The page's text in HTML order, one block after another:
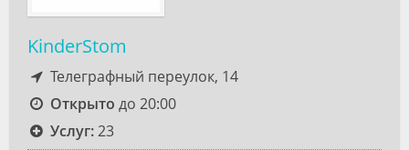
KinderStom
Телеграфный переулок, 14
Открыто до 20:00
Услуг:23